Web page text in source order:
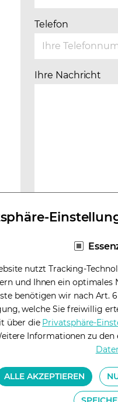
Telefon
Ihre Nachricht
Ich willige ein,
genommen.*
Die mit * markierten
Weiter
nutzt Tracking-
und Ihnen ein optimales
benötigen wir nach Art. 6
welche Sie freiwillig
über die Privatsphäre-
Informationen zu den
ALLE AKZEPTIEREN